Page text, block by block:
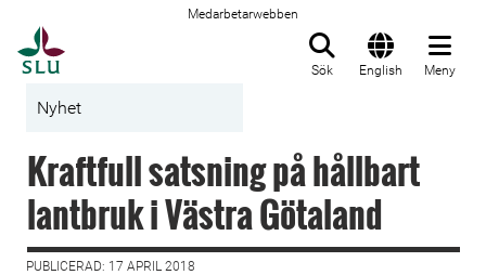
Medarbetarwebben
Sök English Meny
Nyhet
Kraftfull satsning på hållbart
lantbruk i Västra Götaland
PUBLICERAD: 17 APRIL 2018